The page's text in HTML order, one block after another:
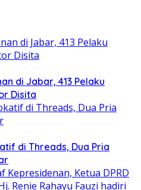
di Jabar, 413 Pelaku
Disita
di Threads, Dua Pria